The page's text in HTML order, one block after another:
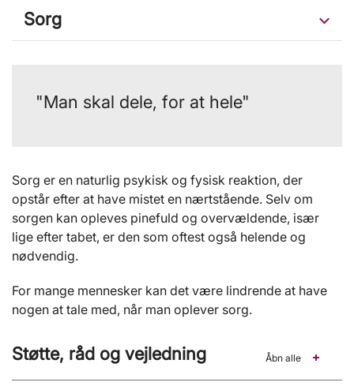
Sorg
"Man skal dele, for at hele"
Sorg er en naturlig psykisk og fysisk reaktion, der
opstår efter at have mistet en nærtstående. Selv om
sorgen kan opleves pinefuld og overvældende, især
lige efter tabet, er den som oftest også helende og
nødvendig.
For mange mennesker kan det være lindrende at have
nogen at tale med, når man oplever sorg.
Støtte, råd og vejledning Åbn alle